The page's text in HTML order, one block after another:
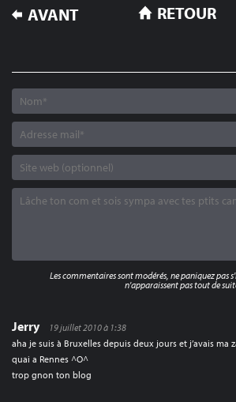
NAVIGATION
DE
AVANT RETOUR
Jerry
19 juillet 2010 à 1:38
aha je suis à Bruxelles depuis deux jours et j’avais ma
quai a Rennes ^O^
trop gnon ton blog
Les commentaires sont modérés, ne paniquez pas
n'apparaissent pas tout de